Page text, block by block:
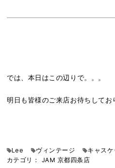
では、本日はこの辺りで。。。
明日も皆様のご来店お待ちして
Lee ヴィンテージ キャスケ
カテゴリ： JAM 京都四条店